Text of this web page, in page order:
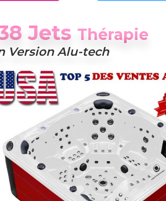
Jets Thérapie
Version Alu-tech